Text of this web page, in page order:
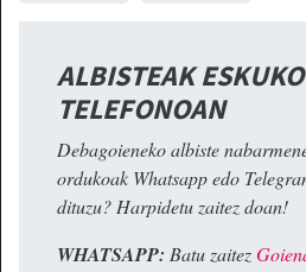
ALBISTEAK ESKUKO
TELEFONOAN
Debagoieneko albiste
ordukoak Whatsapp edo
dituzu? Harpidetu zaitez doan!
WHATSAPP: Batu zaitez